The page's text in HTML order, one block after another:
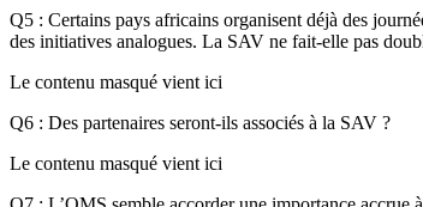
Q5 : Certains pays africains organisent déjà des
des initiatives analogues. La SAV ne fait-elle pas
Le contenu masqué vient ici
Q6 : Des partenaires seront-ils associés à la SAV ?
Le contenu masqué vient ici